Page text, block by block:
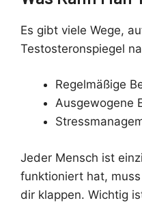
Es gibt viele Wege,
Testosteronspiegel
Regelmäßige
Ausgewogene
Jeder Mensch ist
funktioniert hat,
dir klappen. Wichtig